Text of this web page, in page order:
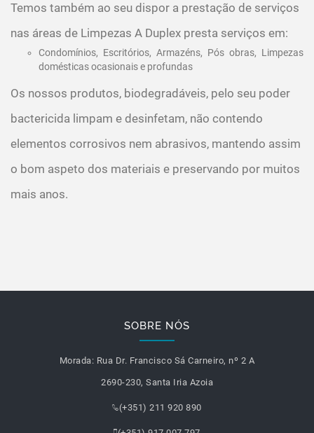
Temos também ao seu dispor a prestação de serviços
nas áreas de Limpezas A Duplex presta serviços em:
Condomínios, Escritórios, Armazéns, Pós obras, Limpezas
domésticas ocasionais e profundas
Os nossos produtos, biodegradáveis, pelo seu poder
bactericida limpam e desinfetam, não contendo
elementos corrosivos nem abrasivos, mantendo assim
o bom aspeto dos materiais e preservando por muitos
mais anos.
SOBRE NÓS
Morada: Rua Dr. Francisco Sá Carneiro, nº 2 A
2690-230, Santa Iria Azoia
(+351) 211 920 890